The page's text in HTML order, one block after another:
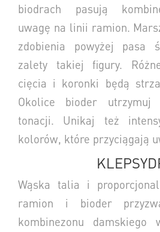
biodrach pasują
uwagę na linii ramion.
zdobienia powyżej pasa
zalety takiej figury.
cięcia i koronki będą
Okolice bioder
tonacji. Unikaj też
kolorów, które przyciągają
Wąska talia i
ramion i bioder
kombinezonu damskiego